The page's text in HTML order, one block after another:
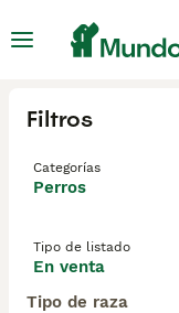
Filtros
Categorías
Perros
Tipo de listado
En venta
Tipo de raza